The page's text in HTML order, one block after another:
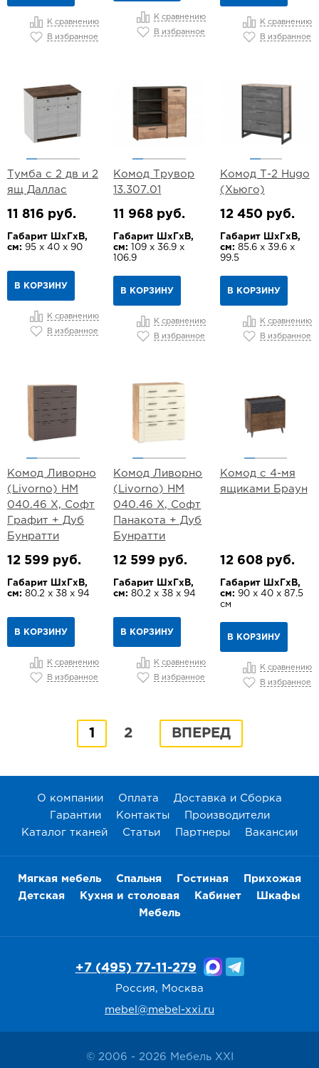
К сравнению
В избранное
К сравнению
В избранное
К сравнению
В избранное
Тумба с 2 дв и 2
ящ Даллас
11 816 руб.
Габарит ШхГхВ,
см: 95 х 40 х 90
В КОРЗИНУ
К сравнению
В избранное
Комод Трувор
13.307.01
11 968 руб.
Габарит ШхГхВ,
см:
109 х 36.9 х
106.9
В КОРЗИНУ
К сравнению
В избранное
Комод Т-2 Hugo
(Хьюго)
12 450 руб.
Габарит ШхГхВ,
см: 85.6 х 39.6 х
99.5
В КОРЗИНУ
К сравнению
В избранное
Комод Ливорно
(Livorno) НМ
040.46 Х, Софт
Графит + Дуб
Бунратти
12 599 руб.
Габарит ШхГхВ,
см: 80.2 х 38 х 94
В КОРЗИНУ
К сравнению
В избранное
Комод Ливорно
(Livorno) НМ
040.46 Х, Софт
Панакота + Дуб
Бунратти
12 599 руб.
Габарит ШхГхВ,
см: 80.2 х 38 х 94
В КОРЗИНУ
К сравнению
В избранное
Комод с 4-мя
ящиками Браун
12 608 руб.
Габарит ШхГхВ,
см: 90 х 40 х 87.5
см
В КОРЗИНУ
К сравнению
В избранное
1 2 ВПЕРЕД
О компании Оплата
Доставка и Сборка
Гарантии
Контакты
Производители
Каталог тканей
Статьи Партнеры Вакансии
Мягкая мебель Спальня Гостиная
Прихожая
Детская
Кухня и столовая Кабинет
Шкафы
Мебель
© 2006 - 2026 Мебель XXI
+7 (495) 77-11-279
Россия, Москва
mebel@mebel-xxi.ru